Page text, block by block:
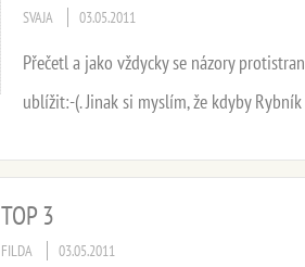
SVAJA 03.05.2011
Přečetl a jako vždycky se názory
ublížit:-(. Jinak si myslím, že kdyby
TOP 3
FILDA 03.05.2011